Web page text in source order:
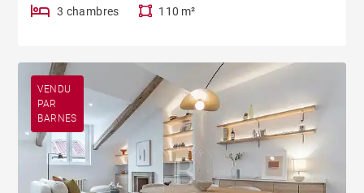
3 chambres 110 m²
VENDU
PAR
BARNES